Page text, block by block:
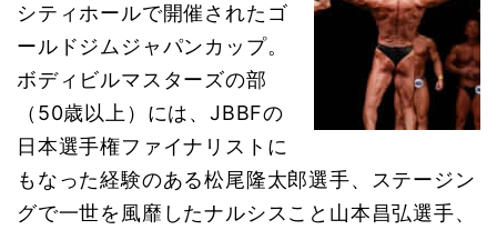
シティホールで開催されたゴ
ールドジムジャパンカップ。
ボディビルマスターズの部
（50歳以上）には、JBBFの
日本選手権ファイナリストに
もなった経験のある松尾隆太郎選手、ステージン
グで一世を風靡したナルシスこと山本昌弘選手、